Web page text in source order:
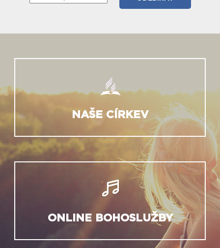
NAŠE CÍRKEV
ONLINE BOHOSLUŽBY